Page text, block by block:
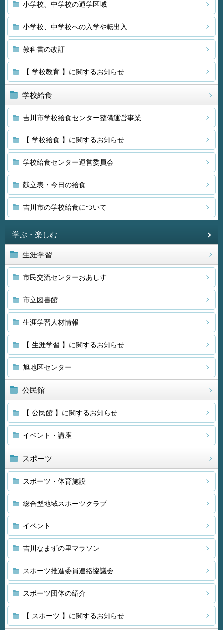
小学校、中学校の通学区域
小学校、中学校への入学や転出入
教科書の改訂
【 学校教育 】に関するお知らせ
学校給食
吉川市学校給食センター整備運営事業
【 学校給食 】に関するお知らせ
学校給食センター運営委員会
献立表・今日の給食
吉川市の学校給食について
学ぶ・楽しむ
生涯学習
市民交流センターおあしす
市立図書館
生涯学習人材情報
【 生涯学習 】に関するお知らせ
旭地区センター
公民館
【 公民館 】に関するお知らせ
イベント・講座
スポーツ
スポーツ・体育施設
総合型地域スポーツクラブ
イベント
吉川なまずの里マラソン
スポーツ推進委員連絡協議会
スポーツ団体の紹介
【 スポーツ 】に関するお知らせ